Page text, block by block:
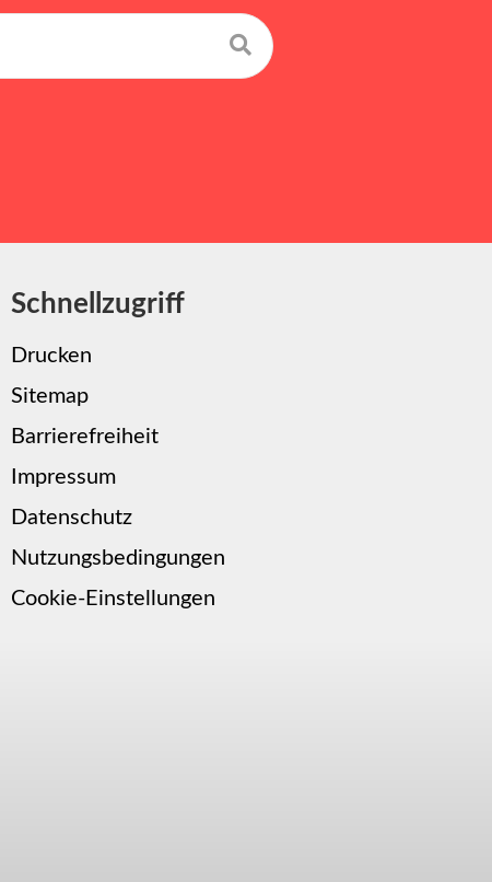
Schnellzugriff
Drucken
Sitemap
Barrierefreiheit
Impressum
Datenschutz
Nutzungsbedingungen
Cookie-Einstellungen